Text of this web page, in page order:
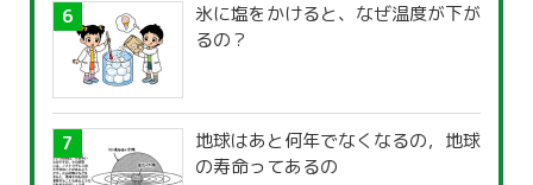
氷に塩をかけると、なぜ温度が下が
るの？
地球はあと何年でなくなるの，地球
の寿命ってあるの